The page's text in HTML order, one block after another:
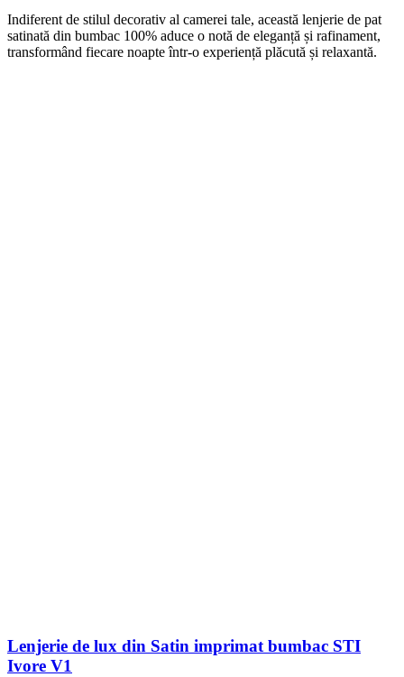
Indiferent de stilul decorativ al camerei tale, această lenjerie de pat
satinată din bumbac 100% aduce o notă de eleganță și rafinament,
transformând fiecare noapte într-o experiență plăcută și relaxantă.
Lenjerie de lux din Satin imprimat bumbac STI
Ivore V1